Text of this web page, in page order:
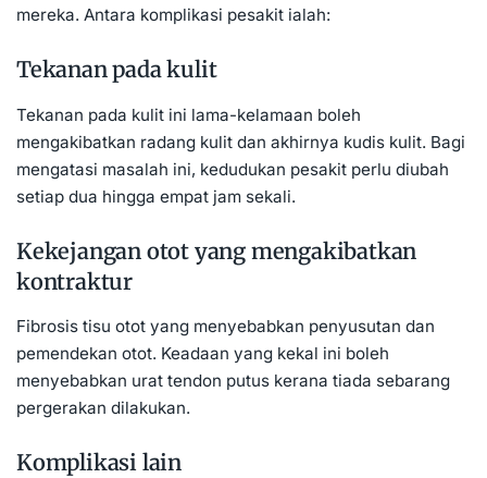
mereka. Antara komplikasi pesakit ialah:
Tekanan pada kulit
Tekanan pada kulit ini lama-kelamaan boleh
mengakibatkan radang kulit dan akhirnya kudis kulit. Bagi
mengatasi masalah ini, kedudukan pesakit perlu diubah
setiap dua hingga empat jam sekali.
Kekejangan otot yang mengakibatkan
kontraktur
Fibrosis tisu otot yang menyebabkan penyusutan dan
pemendekan otot. Keadaan yang kekal ini boleh
menyebabkan urat tendon putus kerana tiada sebarang
pergerakan dilakukan.
Komplikasi lain